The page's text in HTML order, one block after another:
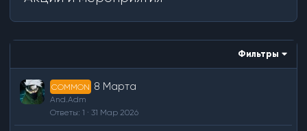
Фильтры
COMMON 8 Марта
And.Adm
Ответы 1 31 Мар 2026